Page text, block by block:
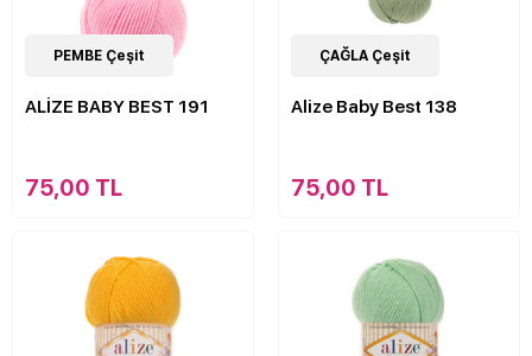
63Çeşit
PEMBE Çeşit
ALİZE BABY BEST 191
75,00 TL
63Çeşit
ÇAĞLA Çeşit
Alize Baby Best 138
75,00 TL